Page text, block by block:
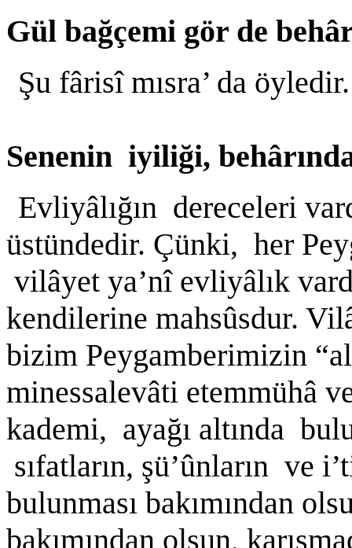
Gül bağçemi gör de
Şu fârisî mısra’ da
Senenin iyiliği,
Evliyâlığın dereceleri
üstündedir. Çünki, her
vilâyet ya’nî evliyâlık
kendilerine mahsûsdur.
bizim Peygamberimizin
minessalevâti etemmühâ
kademi, ayağı altında
sıfatların, şü’ûnların ve
bulunması bakımından
bakımından olsun,